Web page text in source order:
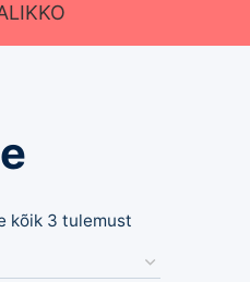
kõik 3 tulemust